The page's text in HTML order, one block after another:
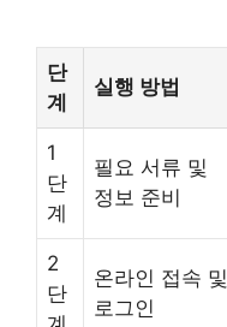
단
계
실행 방법
1
단
계
필요 서류 및
정보 준비
2
단
온라인 접속 및
로그인